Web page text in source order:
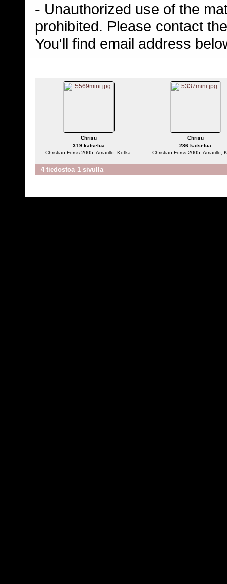
- Unauthorized use of the
prohibited. Please contact
You'll find email address
Chrisu
319 katselua
Christian Forss 2005, Amarillo, Kotka.
Chrisu
286 katselua
Christian Forss 2005, Amarillo,
4 tiedostoa 1 sivulla